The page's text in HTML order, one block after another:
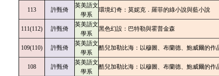
113 許甄倚
英美語文
學系
環境幻奇：莫妮克．羅菲的綠小說與藍小說
111(112) 許甄倚
英美語文
學系
黑色幻設：巴特勒與霍普金森
109(110) 許甄倚
英美語文
學系
酷兒加勒比海：以穆圖、布蘭德、鮑威爾的作
108 許甄倚
英美語文
學系
酷兒加勒比海：以穆圖、布蘭德、鮑威爾的作